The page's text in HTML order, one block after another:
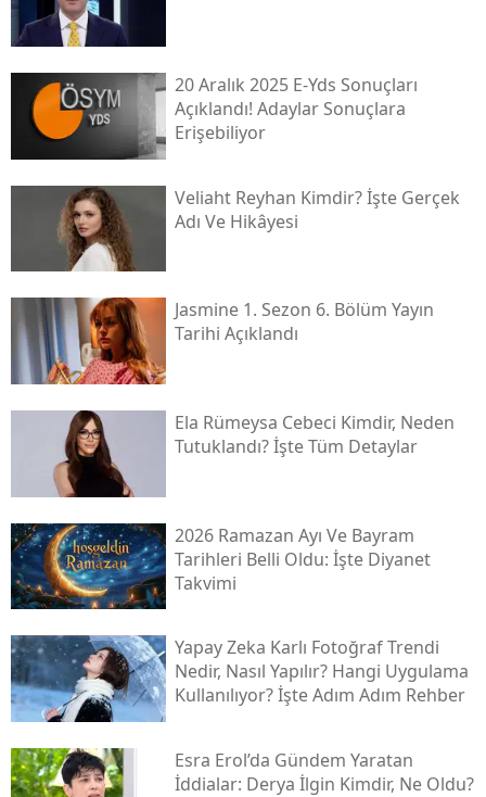
20 Aralık 2025 E-Yds Sonuçları
Açıklandı! Adaylar Sonuçlara
Erişebiliyor
Veliaht Reyhan Kimdir? İşte Gerçek
Adı Ve Hikâyesi
Jasmine 1. Sezon 6. Bölüm Yayın
Tarihi Açıklandı
Ela Rümeysa Cebeci Kimdir, Neden
Tutuklandı? İşte Tüm Detaylar
2026 Ramazan Ayı Ve Bayram
Tarihleri Belli Oldu: İşte Diyanet
Takvimi
Yapay Zeka Karlı Fotoğraf Trendi
Nedir, Nasıl Yapılır? Hangi Uygulama
Kullanılıyor? İşte Adım Adım Rehber
Esra Erol’da Gündem Yaratan
İddialar: Derya İlgin Kimdir, Ne Oldu?